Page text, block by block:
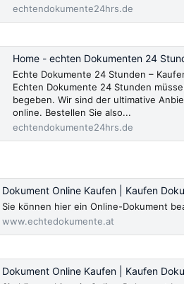
echtendokumente24hrs.de
Home - echten Dokumenten 24
Echte Dokumente 24 Stunden –
Echten Dokumente 24 Stunden
begeben. Wir sind der ultimative
online. Bestellen Sie also...
echtendokumente24hrs.de
Dokument Online Kaufen | Kaufen
Sie können hier ein Online-Dokument
www.echtedokumente.at
Dokument Online Kaufen | Kaufen